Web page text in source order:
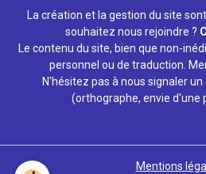
La création et la gestion du site
souhaitez nous rejoindre ?
Le contenu du site, bien que non-
personnel ou de traduction.
N'hésitez pas à nous signaler
(orthographe, envie d'une
Mentions